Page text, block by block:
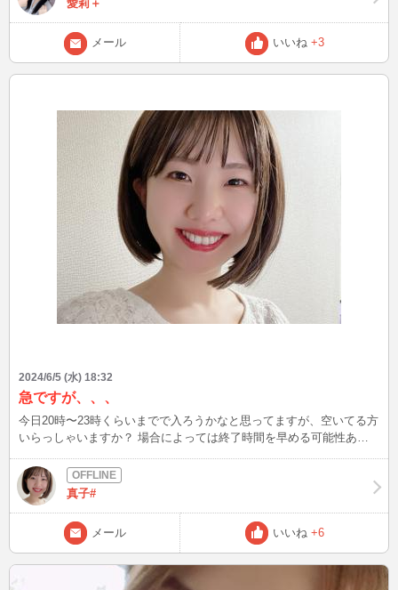
愛莉＋
メール いいね +3
2024/6/5 (水) 18:32
急ですが、、、
今日20時〜23時くらいまでで入ろうかなと思ってますが、空いてる方
いらっしゃいますか？ 場合によっては終了時間を早める可能性あり
たのでブログにて告知させていただきます(>_<) もし入れる方いらっ
しゃいましたら是非よろしくお願いします♪
真子#
メール いいね +6